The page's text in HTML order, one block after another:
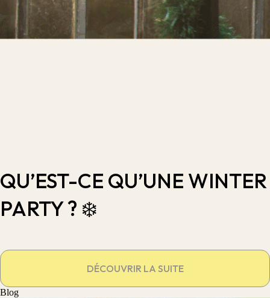
QU’EST-CE QU’UNE WINTER
PARTY ? ❄️
DÉCOUVRIR LA SUITE
Blog